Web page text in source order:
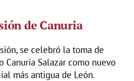
de Canuria
se celebró la toma de
Canuria Salazar como nuevo
más antigua de León.